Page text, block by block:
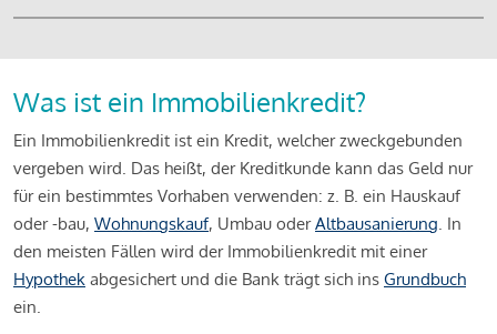
Was ist ein Immobilienkredit?
Ein Immobilienkredit ist ein Kredit, welcher zweckgebunden
vergeben wird. Das heißt, der Kreditkunde kann das Geld nur
für ein bestimmtes Vorhaben verwenden: z. B. ein Hauskauf
oder -bau, Wohnungskauf, Umbau oderAltbausanierung. In
den meisten Fällen wird der Immobilienkredit mit einer
Hypothek abgesichert und die Bank trägt sich ins Grundbuch
ein.